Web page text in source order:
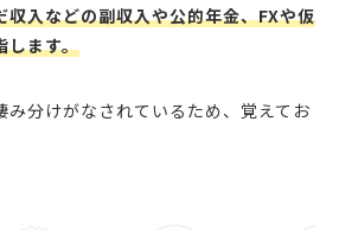
収入などの副収入や公的年金、FXや仮
します。
み分けがなされているため、覚えてお